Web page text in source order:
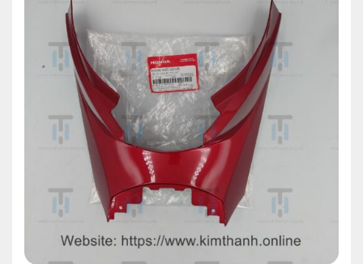
Không có sản phẩm nào trong giỏ hàng